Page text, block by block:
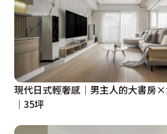
現代日式輕奢感│男主人的大書房×
│35坪